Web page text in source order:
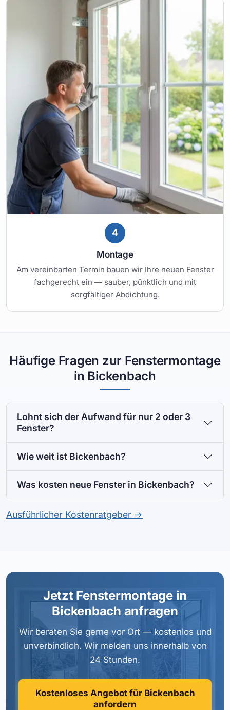
4
Montage
Am vereinbarten Termin bauen wir Ihre neuen Fenster
fachgerecht ein — sauber, pünktlich und mit
sorgfältiger Abdichtung.
Häufige Fragen zur Fenstermontage
in Bickenbach
Lohnt sich der Aufwand für nur 2 oder 3
Fenster?
Wie weit ist Bickenbach?
Was kosten neue Fenster in Bickenbach?
Ausführlicher Kostenratgeber →
Jetzt Fenstermontage in
Bickenbach anfragen
Wir beraten Sie gerne vor Ort — kostenlos und
unverbindlich. Wir melden uns innerhalb von
24 Stunden.
Kostenloses Angebot für Bickenbach
anfordern